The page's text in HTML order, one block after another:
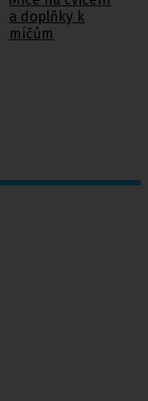
a doplňky k
míčům